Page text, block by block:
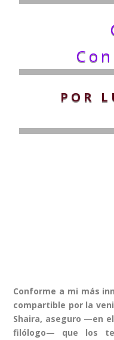
POR
Conforme a mi más
compartible por la
Shaira, aseguro —en
filólogo— que los